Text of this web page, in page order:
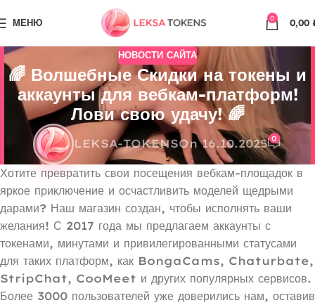
МЕНЮ 0 0,00
НОВОСТИ САЙТА
🌈 Волшебные Скидки на токены и
аккаунты для вебкам-платформ!
Лови свою удачу! 🌈
LEKSA-TOKENSOn 16.10.2025 0
Хотите превратить свои посещения вебкам-площадок в
яркое приключение и осчастливить моделей щедрыми
дарами? Наш магазин создан, чтобы исполнять ваши
желания! С 2017 года мы предлагаем аккаунты с
токенами, минутами и привилегированными статусами
для таких платформ, как BongaCams, Chaturbate,
StripChat, CooMeet и других популярных сервисов.
Более 3000 пользователей уже доверились нам, оставив